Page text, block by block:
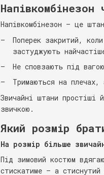
Напівкомбінезон — це
Поперек закритий,
застуджують
Не сповзають під
Тримаються на
Звичайні штани простіші
звичкою.
Який розмір
На розмір більше
Під зимовий костюм
стискатиме — а